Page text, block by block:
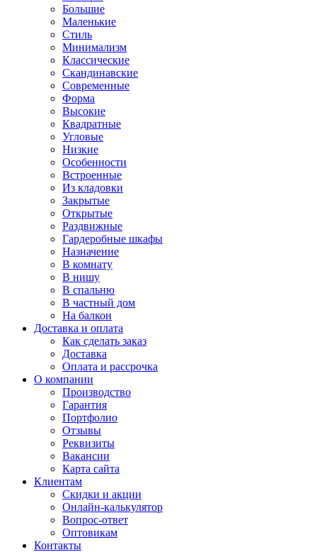
Большие
Маленькие
Стиль
Минимализм
Классические
Скандинавские
Современные
Форма
Высокие
Квадратные
Угловые
Низкие
Особенности
Встроенные
Из кладовки
Закрытые
Открытые
Раздвижные
Гардеробные шкафы
Назначение
В комнату
В нишу
В спальню
В частный дом
На балкон
Доставка и оплата
Как сделать заказ
Доставка
Оплата и рассрочка
О компании
Производство
Гарантия
Портфолио
Отзывы
Реквизиты
Вакансии
Карта сайта
Клиентам
Скидки и акции
Онлайн-калькулятор
Вопрос-ответ
Оптовикам
Контакты